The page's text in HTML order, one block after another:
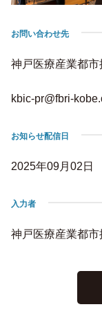
お問い合わせ先
神戸医療産業都市
kbic-pr@fbri-
お知らせ配信日
2025年09月02日
入力者
神戸医療産業都市